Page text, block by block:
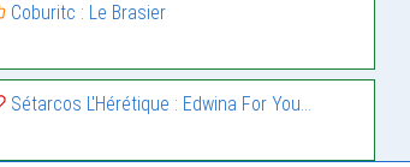
Coburitc : Le Brasier
Sétarcos L'Hérétique : Edwina For You…